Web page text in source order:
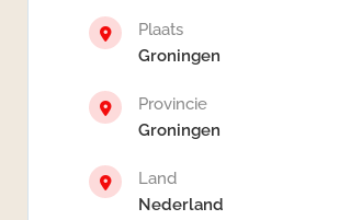
Plaats
Groningen
Provincie
Groningen
Land
Nederland